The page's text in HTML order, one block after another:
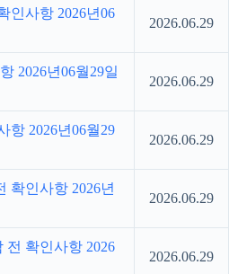
인사항 2026년06
2026.06.29
2026년06월29일
2026.06.29
항 2026년06월29
2026.06.29
확인사항 2026년
2026.06.29
전 확인사항 2026
2026.06.29